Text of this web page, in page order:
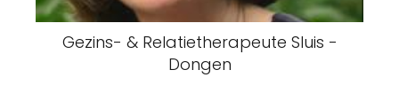
Gezins- & Relatietherapeute Sluis -
Dongen